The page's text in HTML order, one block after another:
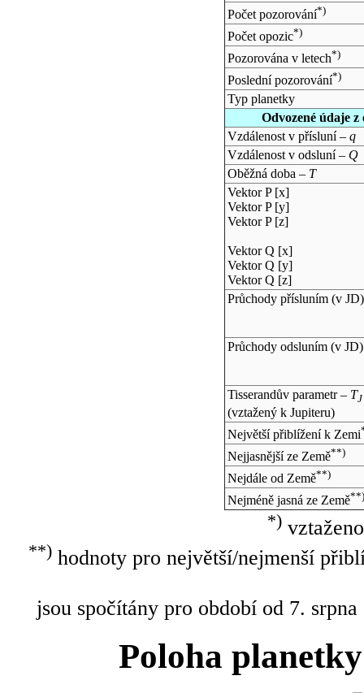
Počet pozorování*)
Počet opozic*)
Pozorována v letech*)
Poslední pozorování*)
Typ planetky
Odvozené údaje
Vzdálenost v přísluní – q
Vzdálenost v odsluní – Q
Oběžná doba – T
Vektor P [x]
Vektor P [y]
Vektor P [z]
Vektor Q [x]
Vektor Q [y]
Vektor Q [z]
Průchody přísluním (v JD)
Průchody odsluním (v JD)
Tisserandův parametr – TJ
(vztažený k Jupiteru)
Největší přiblížení k Zemi
Nejjasnější ze Země**)
Nejdále od Země**)
Nejméně jasná ze Země**)
*)
**)hodnoty pro největší/nejmenší
jsou spočítány pro období od 7.
Poloha